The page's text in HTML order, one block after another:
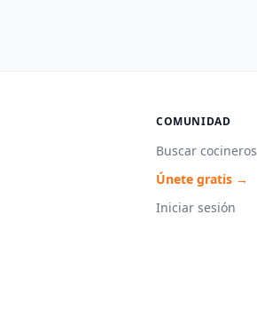
COMUNIDAD
Buscar cocineros
Únete gratis →
Iniciar sesión